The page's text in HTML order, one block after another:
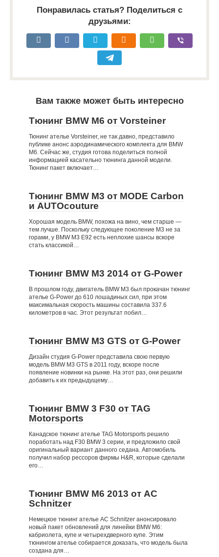
Понравилась статья? Поделиться с
друзьями:
Вам также может быть интересно
Тюнинг BMW M6 от Vorsteiner
Тюнинг ателье Vorsteiner, не так давно, представило
публике анонс аэродинамического комплекта для BMW
M6. Сейчас же, студия готова поделиться полной
информацией касательно тюнинга данной модели.
Тюнинг пакет включает…
Тюнинг BMW M3 от MODE Carbon
и AUTOcouture
Хорошая модель BMW, похожа на вино, чем старше —
тем лучше. Поскольку следующее поколение M3 не за
горами, у BMW M3 E92 есть неплохие шансы вскоре
стать классикой…
Тюнинг BMW M3 2014 от G-Power
В прошлом году, двигатель BMW M3 был прокачан тюнинг
ателье G-Power до 610 лошадиных сил, при этом
максимальная скорость машины составила 337.6
километров в час. Этот результат побил…
Тюнинг BMW M3 GTS от G-Power
Дизайн студия G-Power представила свою первую
модель BMW M3 GTS в 2011 году, вскоре после
появление новинки на рынке. На этот раз, они решили
добавить к их предыдущему…
Тюнинг BMW 3 F30 от TAG
Motorsports
Канадское тюнинг ателье TAG Motorsports решило
поработать над F30 BMW 3 серии, и предложило свой
оригинальный вариант данного седана. Автомобиль
получил набор рессоров фирмы H&R, которые сделали
его…
Тюнинг BMW M6 2013 от AC
Schnitzer
Немецкое тюнинг ателье AC Schnitzer анонсировало
новый пакет обновлений для линейки BMW M6:
кабриолета, купе и четырехдверного купе. Этим
тюнингом ателье собирается доказать, что модель была
создана для…